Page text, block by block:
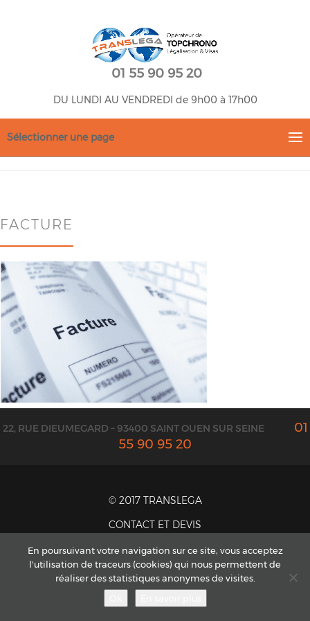
01 55 90 95 20
DU LUNDI AU VENDREDI de 9h00 à 17h00
Sélectionner une page
FACTURE
22, RUE DIEUMEGARD – 93400 SAINT OUEN SUR SEINE
01
55 90 95 20
© 2017 TRANSLEGA
CONTACT ET DEVIS
MENTIONS LÉGALES
CGV
PLAN DU SITE
En poursuivant votre navigation sur ce site, vous acceptez
l'utilisation de traceurs (cookies) qui nous permettent de
réaliser des statistiques anonymes de visites.